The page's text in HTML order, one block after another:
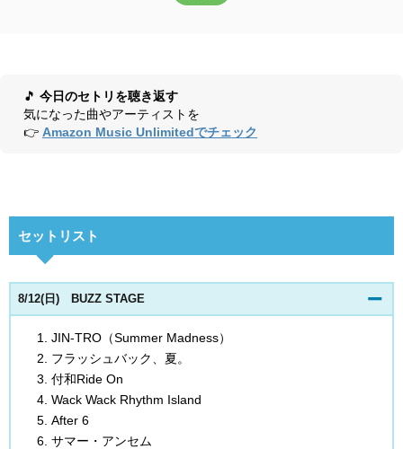
🎵 今日のセトリを聴き返す
気になった曲やアーティストを
👉 Amazon Music Unlimitedでチェック
セットリスト
8/12(日) BUZZ STAGE
JIN-TRO（Summer Madness）
フラッシュバック、夏。
付和Ride On
Wack Wack Rhythm Island
After 6
サマー・アンセム